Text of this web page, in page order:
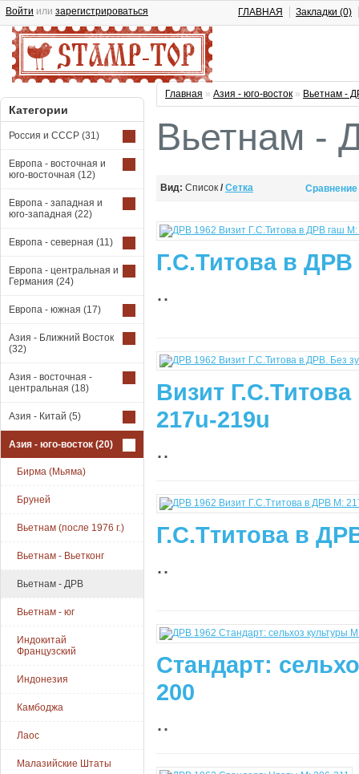
Войти или зарегистрироваться ГЛАВНАЯ Закладки (0)
Категории
Россия и СССР (31)
Европа - восточная и
юго-восточная (12)
Европа - западная и
юго-западная (22)
Европа - северная (11)
Европа - центральная и
Германия (24)
Европа - южная (17)
Азия - Ближний Восток
(32)
Азия - восточная -
центральная (18)
Азия - Китай (5)
Азия - юго-восток (20)
Бирма (Мьяма)
Бруней
Вьетнам (после 1976 г.)
Вьетнам - Вьетконг
Вьетнам - ДРВ
Вьетнам - юг
Индокитай
Французский
Индонезия
Камбоджа
Лаос
Малазийские Штаты
Главная » Азия - юго-восток » Вьетнам -
Вьетнам -
Вид: Список / Сетка Сравнение
Г.С.Титова в
..
Визит
217u-219u
..
Г.С.Ттитова в
..
Стандарт:
200
..